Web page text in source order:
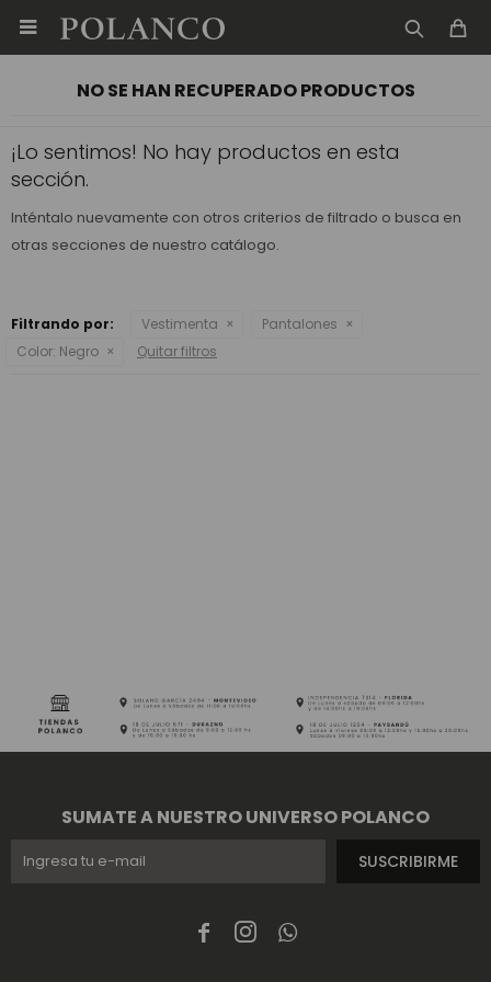

NO SE HAN RECUPERADO PRODUCTOS
¡Lo sentimos! No hay productos en esta
sección.
Inténtalo nuevamente con otros criterios de filtrado o busca en
otras secciones de nuestro catálogo.
Filtrando por: Vestimenta
Pantalones
Color: Negro Quitar filtros
  
SUMATE A NUESTRO UNIVERSO POLANCO
SUSCRIBIRME